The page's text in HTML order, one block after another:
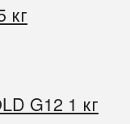
кг
G12 1 кг